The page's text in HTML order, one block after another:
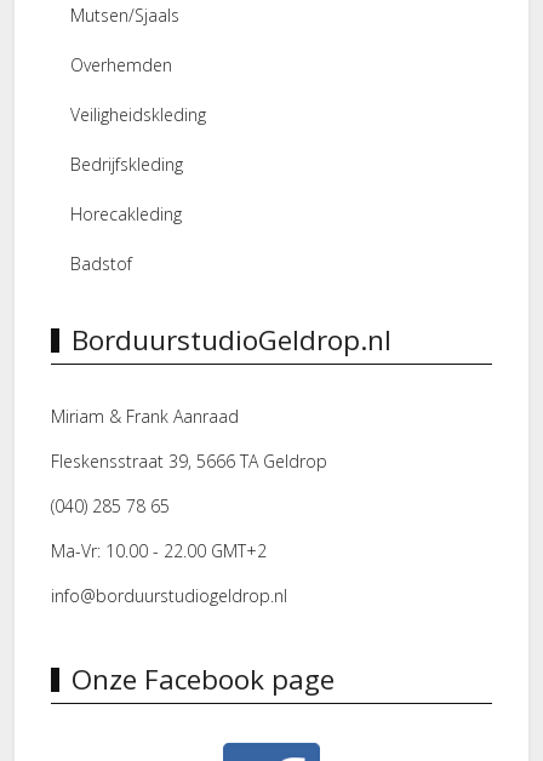
Mutsen/Sjaals
Overhemden
Veiligheidskleding
Bedrijfskleding
Horecakleding
Badstof
BorduurstudioGeldrop.nl
Miriam & Frank Aanraad
Fleskensstraat 39, 5666 TA Geldrop
(040) 285 78 65
Ma-Vr: 10.00 - 22.00 GMT+2
info@borduurstudiogeldrop.nl
Onze Facebook page